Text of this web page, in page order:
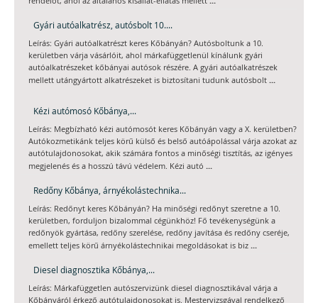
Gyári autóalkatrész, autósbolt 10....
Leírás: Gyári autóalkatrészt keres Kőbányán? Autósboltunk a 10.
kerületben várja vásárlóit, ahol márkafüggetlenül kínálunk gyári
autóalkatrészeket kőbányai autósok részére. A gyári autóalkatrészek
mellett utángyártott alkatrészeket is biztosítani tudunk autósbolt ...
Kézi autómosó Kőbánya,...
Leírás: Megbízható kézi autómosót keres Kőbányán vagy a X. kerületben?
Autókozmetikánk teljes körű külső és belső autóápolással várja azokat az
autótulajdonosokat, akik számára fontos a minőségi tisztítás, az igényes
megjelenés és a hosszú távú védelem. Kézi autó ...
Redőny Kőbánya, árnyékolástechnika...
Leírás: Redőnyt keres Kőbányán? Ha minőségi redőnyt szeretne a 10.
kerületben, forduljon bizalommal cégünkhöz! Fő tevékenységünk a
redőnyök gyártása, redőny szerelése, redőny javítása és redőny cseréje,
emellett teljes körű árnyékolástechnikai megoldásokat is biz ...
Diesel diagnosztika Kőbánya,...
Leírás: Márkafüggetlen autószervizünk diesel diagnosztikával várja a
Kőbányáról érkező autótulajdonosokat is. Mestervizsgával rendelkező